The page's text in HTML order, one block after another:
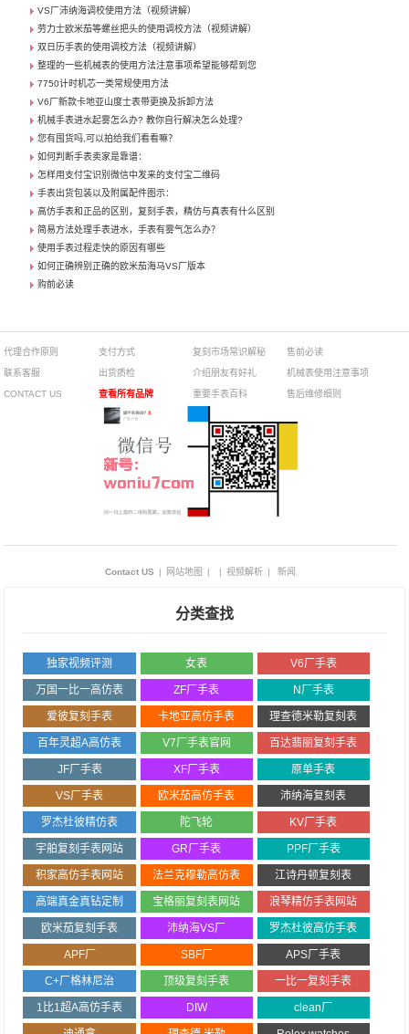
VS厂沛纳海调校使用方法（视频讲解）
劳力士欧米茄等螺丝把头的使用调校方法（视频讲解）
双日历手表的使用调校方法（视频讲解）
整理的一些机械表的使用方法注意事项希望能够帮到您
7750计时机芯一类常规使用方法
V6厂新款卡地亚山度士表带更换及拆卸方法
机械手表进水起雾怎么办? 教你自行解决怎么处理?
您有囤货吗,可以拍给我们看看嘛？
如何判断手表卖家是靠谱：
怎样用支付宝识别微信中发来的支付宝二维码
手表出货包装以及附属配件图示：
高仿手表和正品的区别，复刻手表，精仿与真表有什么区别
简易方法处理手表进水，手表有雾气怎么办？
使用手表过程走快的原因有哪些
如何正确辨别正确的欧米茄海马VS厂版本
购前必读
代理合作原则
联系客服
CONTACT US
支付方式
出货质检
查看所有品牌
复刻市场常识解秘
介绍朋友有好礼
重要手表百科
售前必读
机械表使用注意事项
售后维修细则
Contact US | 网站地图 | | 视频解析 | 新闻
分类查找
独家视频评测 女表 V6厂手表
万国一比一高仿表 ZF厂手表 N厂手表
爱彼复刻手表 卡地亚高仿手表 理查德米勒复刻表
百年灵超A高仿表 V7厂手表官网 百达翡丽复刻手表
JF厂手表 XF厂手表 原单手表
VS厂手表 欧米茄高仿手表 沛纳海复刻表
罗杰杜彼精仿表 陀飞轮 KV厂手表
宇舶复刻手表网站 GR厂手表 PPF厂手表
积家高仿手表网站 法兰克穆勒高仿表 江诗丹顿复刻表
高端真金真钻定制 宝格丽复刻表网站 浪琴精仿手表网站
欧米茄复刻手表 沛纳海VS厂 罗杰杜彼高仿手表
APF厂 SBF厂 APS厂手表
C+厂格林尼治 顶级复刻手表 一比一复刻手表
1比1超A高仿手表 DIW clean厂